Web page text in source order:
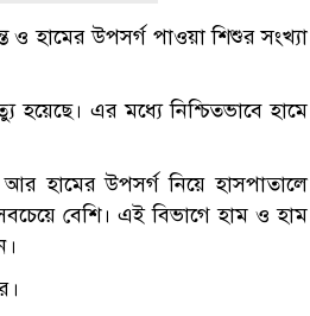
ও হামের উপসর্গ পাওয়া শিশুর সংখ্যা
এর মধ্যে নিশ্চিতভাবে হামে
হামের উপসর্গ নিয়ে হাসপাতালে
বেশি। এই বিভাগে হাম ও হাম